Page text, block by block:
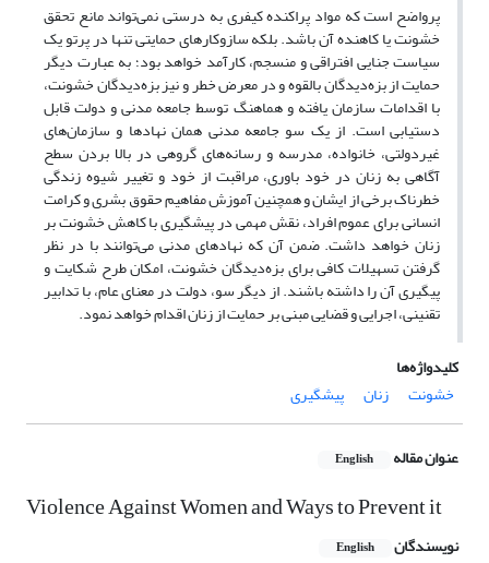
پرواضح است که مواد پراکنده کیفری به درستی نمی‌تواند مانع تحقق
خشونت یا کاهنده آن باشد. بلکه سازوکارهای حمایتی تنها در پرتو یک
سیاست جنایی افتراقی و منسجم، کارآمد خواهد بود؛ به عبارت دیگر
حمایت از بزه‌دیدگان بالقوه و در معرض خطر و نیز بزه‌دیدگان خشونت،
با اقدامات سازمان یافته و هماهنگ توسط جامعه مدنی و دولت قابل
دستیابی است. از یک سو جامعه مدنی همان نهادها و سازمان‌های
غیردولتی، خانواده، مدرسه و رسانه‌های گروهی در بالا بردن سطح
آگاهی به زنان در خود باوری، مراقبت از خود و تغییر شیوه زندگی
خطرناک برخی از ایشان و همچنین آموزش مفاهیم حقوق بشری و کرامت
انسانی برای عموم افراد، نقش مهمی در پیشگیری با کاهش خشونت بر
زنان خواهد داشت. ضمن آن که نهادهای مدنی می‌توانند با در نظر
گرفتن تسهیلات کافی برای بزه‌دیدگان خشونت، امکان طرح شکایت و
پیگیری آن را داشته باشند. از دیگر سو، دولت در معنای عام، با تدابیر
تقنینی، اجرایی و قضایی مبنی بر حمایت از زنان اقدام خواهد نمود.
کلیدواژه‌ها
خشونت
زنان پیشگیری
عنوان مقاله English
Violence Against Women and Ways to Prevent it
نویسندگان English